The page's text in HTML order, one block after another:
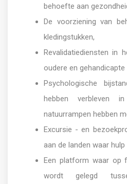
behoefte aan
De voorziening van
kledingstukken,
Revalidatiediensten in
oudere en
Psychologische
hebben verbleven
natuurrampen hebben
Excursie - en
aan de landen waar
Een platform waar op
wordt gelegd